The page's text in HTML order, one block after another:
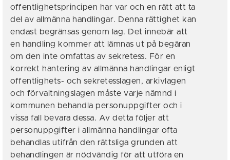
offentlighetsprincipen har var och en rätt att ta
del av allmänna handlingar. Denna rättighet kan
endast begränsas genom lag. Det innebär att
en handling kommer att lämnas ut på begäran
om den inte omfattas av sekretess. För en
korrekt hantering av allmänna handlingar enligt
offentlighets- och sekretesslagen, arkivlagen
och förvaltningslagen måste varje nämnd i
kommunen behandla personuppgifter och i
vissa fall bevara dessa. Av detta följer att
personuppgifter i allmänna handlingar ofta
behandlas utifrån den rättsliga grunden att
behandlingen är nödvändig för att utföra en